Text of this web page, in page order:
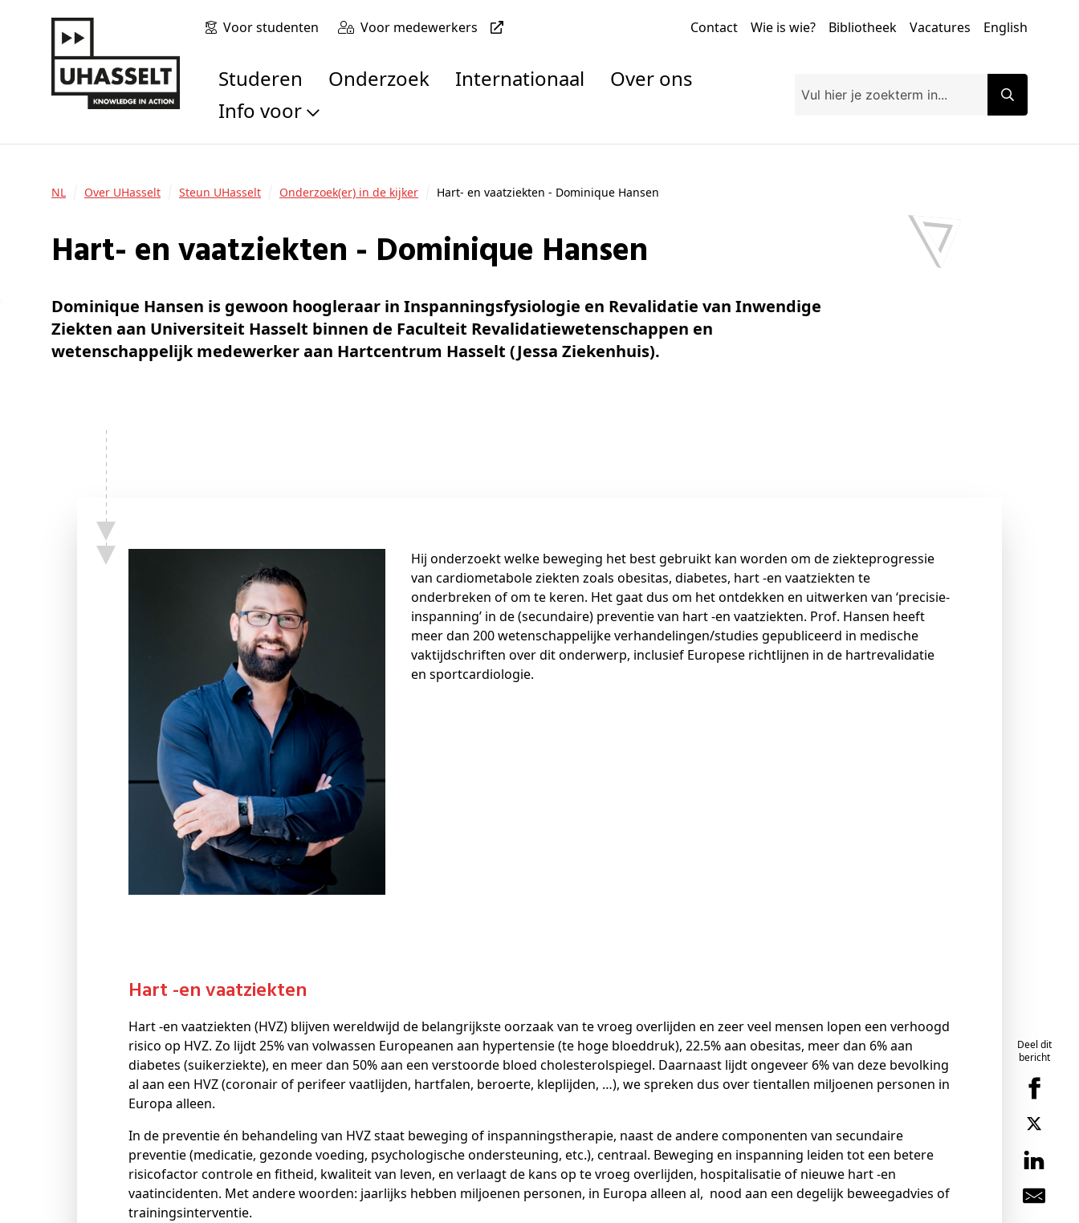
Voor studenten Voor medewerkers Contact Wie is wie? Bibliotheek Vacatures English
Studeren Onderzoek Internationaal
Over ons
Info voor
Toekomstige studenten
Onderzoekers
Bedrijven en organisaties
Medewerkers
Sollicitanten
NL Over UHasselt Steun UHasselt Onderzoek(er) in de kijker Hart- en vaatziekten - Dominique Hansen
Hart- en vaatziekten - Dominique Hansen
Dominique Hansen is gewoon hoogleraar in Inspanningsfysiologie en Revalidatie van Inwendige
Ziekten aan Universiteit Hasselt binnen de Faculteit Revalidatiewetenschappen en
wetenschappelijk medewerker aan Hartcentrum Hasselt (Jessa Ziekenhuis).
Hij onderzoekt welke beweging het best gebruikt kan worden om de ziekteprogressie
van cardiometabole ziekten zoals obesitas, diabetes, hart -en vaatziekten te
onderbreken of om te keren. Het gaat dus om het ontdekken en uitwerken van ‘precisie-
inspanning’ in de (secundaire) preventie van hart -en vaatziekten. Prof. Hansen heeft
meer dan 200 wetenschappelijke verhandelingen/studies gepubliceerd in medische
vaktijdschriften over dit onderwerp, inclusief Europese richtlijnen in de hartrevalidatie
en sportcardiologie.
Hart -en vaatziekten
Hart -en vaatziekten (HVZ) blijven wereldwijd de belangrijkste oorzaak van te vroeg overlijden en zeer veel mensen lopen een verhoogd
risico op HVZ. Zo lijdt 25% van volwassen Europeanen aan hypertensie (te hoge bloeddruk), 22.5% aan obesitas, meer dan 6% aan
diabetes (suikerziekte), en meer dan 50% aan een verstoorde bloed cholesterolspiegel. Daarnaast lijdt ongeveer 6% van deze bevolking
al aan een HVZ (coronair of perifeer vaatlijden, hartfalen, beroerte, kleplijden, …), we spreken dus over tientallen miljoenen personen in
Europa alleen.
In de preventie én behandeling van HVZ staat beweging of inspanningstherapie, naast de andere componenten van secundaire
preventie (medicatie, gezonde voeding, psychologische ondersteuning, etc.), centraal. Beweging en inspanning leiden tot een betere
risicofactor controle en fitheid, kwaliteit van leven, en verlaagt de kans op te vroeg overlijden, hospitalisatie of nieuwe hart -en
vaatincidenten. Met andere woorden: jaarlijks hebben miljoenen personen, in Europa alleen al, nood aan een degelijk beweegadvies of
trainingsinterventie.
Deel dit
bericht